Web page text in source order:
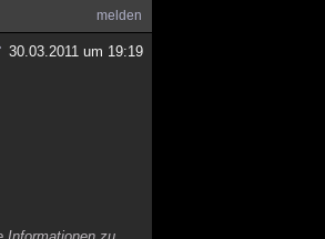
melden
30.03.2011 um 19:19